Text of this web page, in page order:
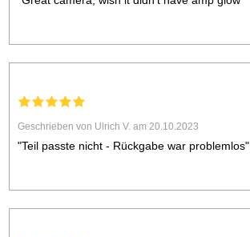
Geschrieben von Ulrich V. am 20.10.2023
"Teil passte nicht - Rückgabe war problemlos"